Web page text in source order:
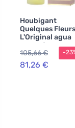
Houbigant
Quelques Fleurs
L'Original agua
de perfume
mujer
105,66 €
81,26 €
-